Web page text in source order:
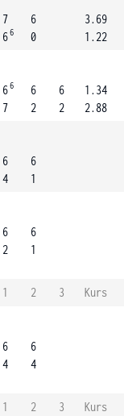
7
66
6
0
3.69
1.22
66
7
6
2
6
2
1.34
2.88
6
4
6
1
6
2
6
1
1 2 3
Kurs
6
4
6
4
1 2 3
Kurs